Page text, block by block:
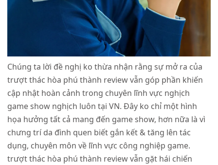
Chúng ta lời đề nghị ko thừa nhận rằng sự mở ra của
trượt thác hòa phú thành review vẫn góp phần khiến
cập nhật hoàn cảnh trong chuyên lĩnh vực nghịch
game show nghịch luôn tại VN. Đây ko chỉ một hình
họa hưởng tất cả mang đến game show, hơn nữa là vì
chưng trí da đình quen biết gắn kết & tăng lên tác
dụng, chuyên môn về lĩnh vực công nghiệp game.
trượt thác hòa phú thành review vẫn gặt hái chiến